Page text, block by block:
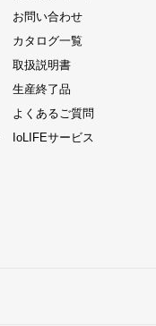
お問い合わせ
カタログ一覧
取扱説明書
生産終了品
よくあるご質問
IoLIFEサービス